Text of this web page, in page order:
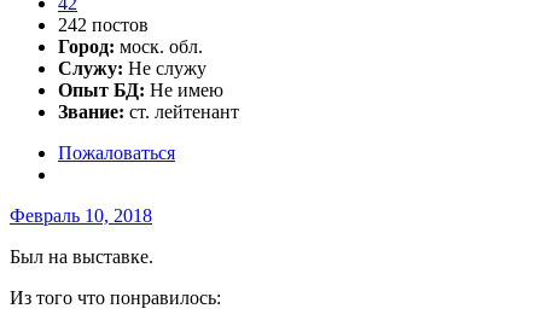
242 постов
Город: моск. обл.
Служу: Не служу
Опыт БД: Не имею
Звание: ст. лейтенант
Пожаловаться
Февраль 10, 2018
Был на выставке.
Из того что понравилось: